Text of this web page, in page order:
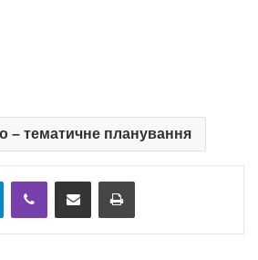
– тематичне планування
TelegramViber Надіслати електронною поштоюНадрукувати